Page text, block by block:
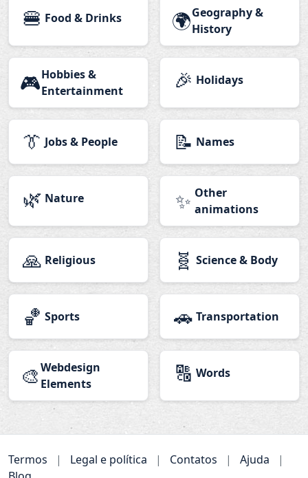
🍔 Food & Drinks 🌍Geography &
History
🎮Hobbies &
Entertainment
🎉 Holidays
👔 Jobs & People 📝 Names
🌿 Nature ✨ Other
animations
🙏 Religious 🧬 Science & Body
🏀 Sports 🚗 Transportation
🎨 Webdesign
Elements
🔠 Words
Termos | Legal e política | Contatos | Ajuda
|